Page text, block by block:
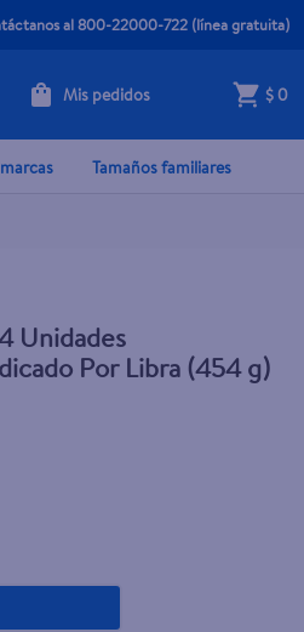
al 800-22000-722(línea gratuita)
Mis pedidos $ 0
Tamaños familiares
Unidades
Por Libra (454 g)
Agotado